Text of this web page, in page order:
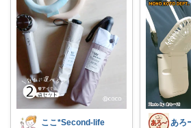
ここ*Second-life